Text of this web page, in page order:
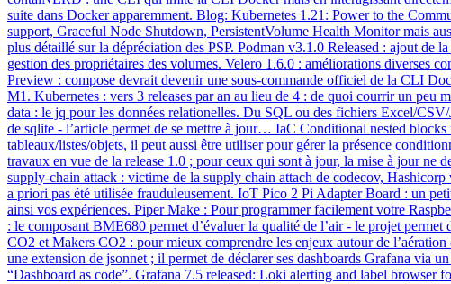
suite dans Docker apparemment. Blog: Kubernetes 1.21: Power to the
support, Graceful Node Shutdown, PersistentVolume Health Monitor mais
plus détaillé sur la dépréciation des PSP. Podman v3.1.0 Released : ajout de
gestion des propriétaires des volumes. Velero 1.6.0 : améliorations diverses
Preview : compose devrait devenir une sous-commande officiel de la CLI
M1. Kubernetes : vers 3 releases par an au lieu de 4 : de quoi courrir un peu
data : le jq pour les données relationelles. Du SQL ou des fichiers Excel/
de sqlite - l’article permet de se mettre à jour… IaC Conditional nested
tableaux/listes/objets, il peut aussi être utiliser pour gérer la présence
travaux en vue de la release 1.0 ; pour ceux qui sont à jour, la mise à jour
supply-chain attack : victime de la supply chain attach de codecov,
a priori pas été utilisée frauduleusement. IoT Pico 2 Pi Adapter Board : un
ainsi vos expériences. Piper Make : Pour programmer facilement votre
: le composant BME680 permet d’évaluer la qualité de l’air - le projet
CO2 et Makers CO2 : pour mieux comprendre les enjeux autour de
une extension de jsonnet ; il permet de déclarer ses dashboards Grafana via
“Dashboard as code”. Grafana 7.5 released: Loki alerting and label browser